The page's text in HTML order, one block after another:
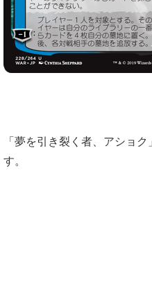
「夢を引き裂く者、アショ
す。